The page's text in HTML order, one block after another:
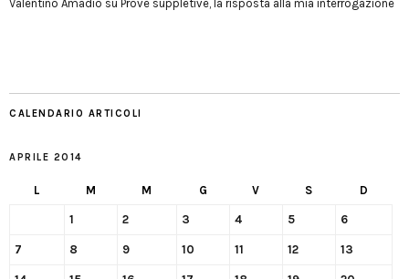
Valentino Amadio su Prove suppletive, la risposta alla mia interrogazione
CALENDARIO ARTICOLI
APRILE 2014
L M M G V S D
1 2 3 4 5 6
7 8 9 10 11 12 13